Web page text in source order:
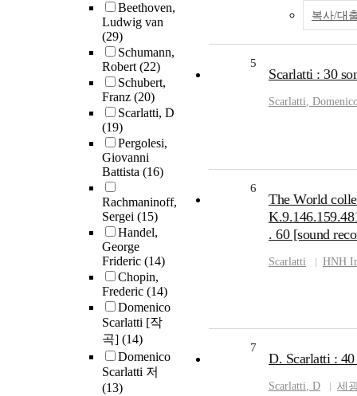
Beethoven,
Ludwig van
(29)
Schumann,
Robert(22)
Schubert,
Franz (20)
Scarlatti, D
(19)
Pergolesi,
Giovanni
Battista (16)
Rachmaninoff,
Sergei (15)
Handel,
George
Frideric (14)
Chopin,
Frederic (14)
Domenico
Scarlatti [작
곡] (14)
Domenico
Scarlatti 저
(13)
복사/대
5
Scarlatti : 30
Scarlatti,
6
The World
. 60 [sound
Scarlatti HNH
7
D. Scarlatti : 40
Scarlatti, D 세